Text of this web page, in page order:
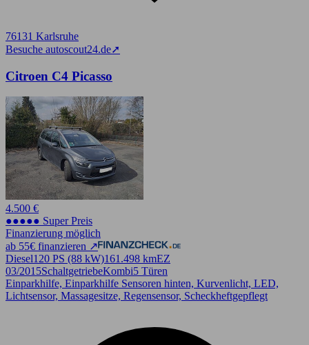
76131 Karlsruhe
Besuche autoscout24.de➚
Citroen C4 Picasso
4.500 €
●●●●● Super Preis
Finanzierung möglich
ab 55€ finanzieren ↗
Diesel120 PS (88 kW)161.498 kmEZ
03/2015SchaltgetriebeKombi5 Türen
Einparkhilfe, Einparkhilfe Sensoren hinten, Kurvenlicht, LED,
Lichtsensor, Massagesitze, Regensensor, Scheckheftgepflegt